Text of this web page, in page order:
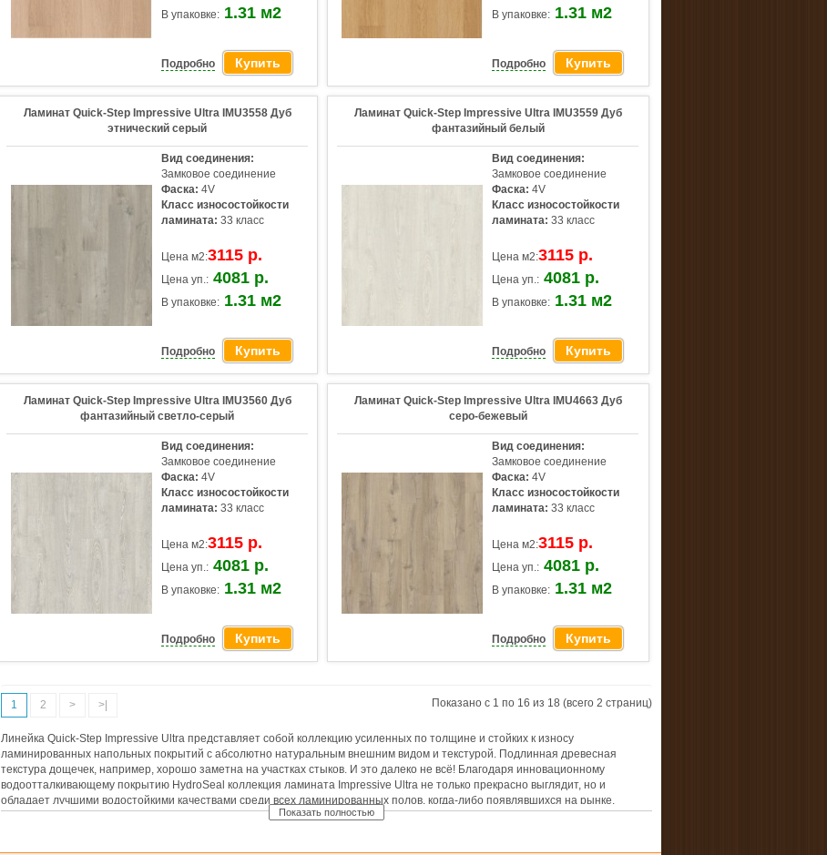
В упаковке: 1.31 м2
Подробно Купить
В упаковке: 1.31 м2
Подробно Купить
Ламинат Quick-Step Impressive Ultra IMU3558 Дуб
этнический серый
Вид соединения:
Замковое соединение
Фаска: 4V
Класс износостойкости
ламината: 33 класс
Цена м2:3115 р.
Цена уп.: 4081 р.
В упаковке: 1.31 м2
Подробно Купить
Ламинат Quick-Step Impressive Ultra IMU3559 Дуб
фантазийный белый
Вид соединения:
Замковое соединение
Фаска: 4V
Класс износостойкости
ламината: 33 класс
Цена м2:3115 р.
Цена уп.: 4081 р.
В упаковке: 1.31 м2
Подробно Купить
Ламинат Quick-Step Impressive Ultra IMU3560 Дуб
фантазийный светло-серый
Вид соединения:
Замковое соединение
Фаска: 4V
Класс износостойкости
ламината: 33 класс
Цена м2:3115 р.
Цена уп.: 4081 р.
В упаковке: 1.31 м2
Подробно Купить
Ламинат Quick-Step Impressive Ultra IMU4663 Дуб
серо-бежевый
Вид соединения:
Замковое соединение
Фаска: 4V
Класс износостойкости
ламината: 33 класс
Цена м2:3115 р.
Цена уп.: 4081 р.
В упаковке: 1.31 м2
Подробно Купить
1 2 > >| Показано с 1 по 16 из 18 (всего 2 страниц)
Линейка Quick-Step Impressive Ultra представляет собой коллекцию усиленных по толщине и стойких к износу
ламинированных напольных покрытий с абсолютно натуральным внешним видом и текстурой. Подлинная древесная
текстура дощечек, например, хорошо заметна на участках стыков. И это далеко не всё! Благодаря инновационному
водоотталкивающему покрытию HydroSeal коллекция ламината Impressive Ultra не только прекрасно выглядит, но и
обладает лучшими водостойкими качествами среди всех ламинированных полов, когда-либо появлявшихся на рынке.
Показать полностью